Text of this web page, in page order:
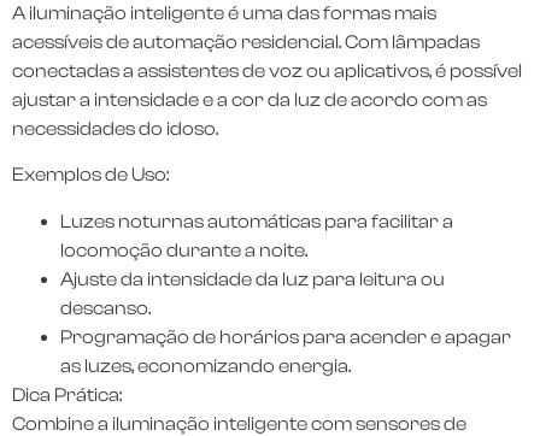
A iluminação inteligente é uma das formas mais
acessíveis de automação residencial. Com lâmpadas
conectadas a assistentes de voz ou aplicativos, é possível
ajustar a intensidade e a cor da luz de acordo com as
necessidades do idoso.
Exemplos de Uso:
Luzes noturnas automáticas para facilitar a
locomoção durante a noite.
Ajuste da intensidade da luz para leitura ou
descanso.
Programação de horários para acender e apagar
as luzes, economizando energia.
Dica Prática:
Combine a iluminação inteligente com sensores de